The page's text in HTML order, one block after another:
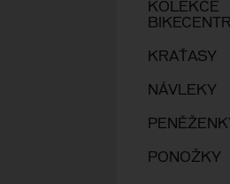
KOLEKCE
KRAŤASY
NÁVLEKY
PONOŽKY